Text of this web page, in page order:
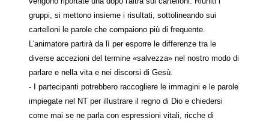
gruppi, si mettono insieme i risultati, sottolineando sui
cartelloni le parole che compaiono più di frequente.
L'animatore partirà da lì per esporre le differenze tra le
diverse accezioni del termine «salvezza» nel nostro modo di
parlare e nella vita e nei discorsi di Gesù.
- I partecipanti potrebbero raccogliere le immagini e le parole
impiegate nel NT per illustrare il regno di Dio e chiedersi
come mai se ne parla con espressioni vitali, ricche di